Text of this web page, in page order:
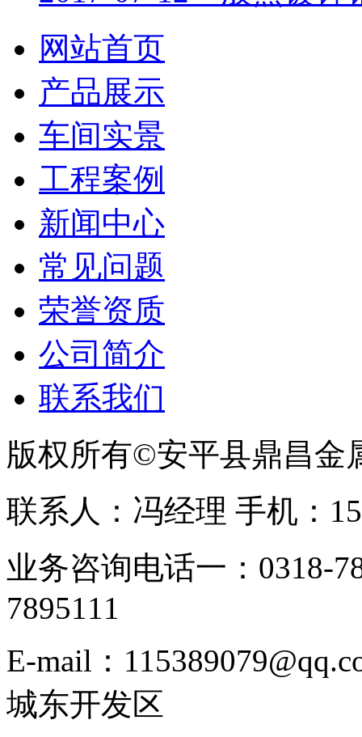
网站首页
产品展示
车间实景
工程案例
新闻中心
常见问题
荣誉资质
公司简介
联系我们
版权所有©安平县鼎昌金
联系人：冯经理 手机：
业务咨询电话一：0318-
7895111
E-mail：
城东开发区